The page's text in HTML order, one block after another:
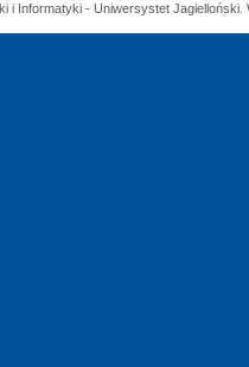
i Informatyki - Uniwersystet